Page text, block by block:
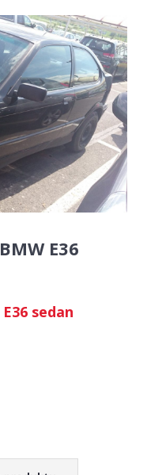
E36
sedan